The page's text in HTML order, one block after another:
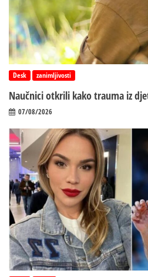
Desk zanimljivosti
Naučnici otkrili kako trauma iz
07/08/2026